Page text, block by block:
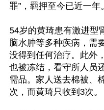
罪”，羁押至今已近一年。
54岁的黄琦患有激进型
脑水肿等多种疾病，需
没得到任何治疗。此外
也被冻结，看守所人员
需品。家人送去棉被、
次，而黄琦只收到3次。